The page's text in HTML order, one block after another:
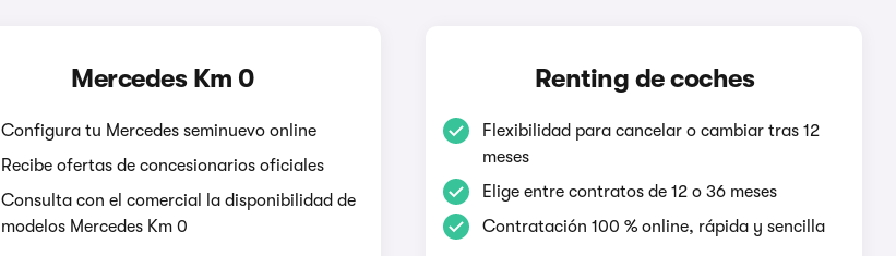
Mercedes Km 0
Configura tu Mercedes seminuevo online
Recibe ofertas de concesionarios oficiales
Consulta con el comercial la disponibilidad de
modelos Mercedes Km 0
Renting de coches
Flexibilidad para cancelar o cambiar tras 12
meses
Elige entre contratos de 12 o 36 meses
Contratación 100 % online, rápida y sencilla